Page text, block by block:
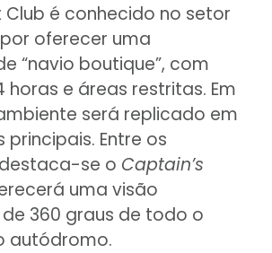
Club é conhecido no setor
oferecer uma
“navio boutique”, com
e áreas restritas. Em
será replicado em
Entre os
se o Captain’s
uma visão
360 graus de todo o
autódromo.